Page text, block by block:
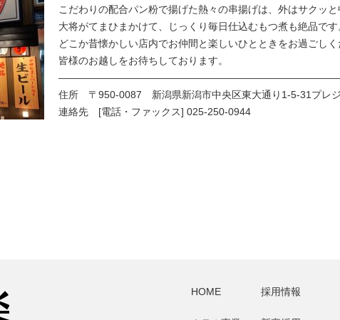
こだわりの配合パン粉で揚げた熱々の串揚げは、外はサクッ
大将がてまひまかけて、じっくり毎日仕込むもつ煮も絶品です
どこか昔懐かしい店内でお仲間と楽しいひとときをお過ごしく
皆様のお越しをお待ちしております。
住所 〒950-0087 新潟県新潟市中央区東大通り 1-5-31 プレ
連絡先 [電話・ファックス] 025-250-0944
HOME 採用情報